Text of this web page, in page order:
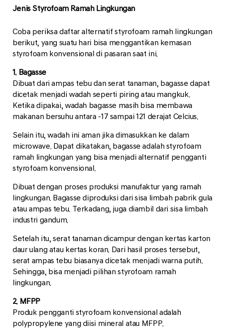
Jenis Styrofoam Ramah Lingkungan
Coba periksa daftar alternatif styrofoam ramah lingkungan
berikut, yang suatu hari bisa menggantikan kemasan
styrofoam konvensional di pasaran saat ini.
1. Bagasse
Dibuat dari ampas tebu dan serat tanaman, bagasse dapat
dicetak menjadi wadah seperti piring atau mangkuk.
Ketika dipakai, wadah bagasse masih bisa membawa
makanan bersuhu antara -17 sampai 121 derajat Celcius.
Selain itu, wadah ini aman jika dimasukkan ke dalam
microwave. Dapat dikatakan, bagasse adalah styrofoam
ramah lingkungan yang bisa menjadi alternatif pengganti
styrofoam konvensional.
Dibuat dengan proses produksi manufaktur yang ramah
lingkungan. Bagasse diproduksi dari sisa limbah pabrik gula
atau ampas tebu. Terkadang, juga diambil dari sisa limbah
industri gandum.
Setelah itu, serat tanaman dicampur dengan kertas karton
daur ulang atau kertas koran. Dari hasil proses tersebut,
serat ampas tebu biasanya dicetak menjadi warna putih.
Sehingga, bisa menjadi pilihan styrofoam ramah
lingkungan.
2. MFPP
Produk pengganti styrofoam konvensional adalah
polypropylene yang diisi mineral atau MFPP.